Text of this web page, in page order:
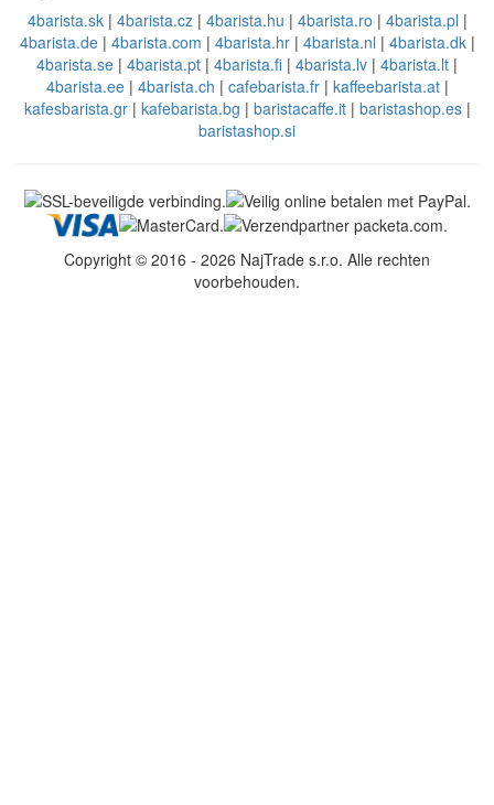
4barista.sk| 4barista.cz| 4barista.hu | 4barista.ro | 4barista.pl |
4barista.de| 4barista.com | 4barista.hr| 4barista.nl | 4barista.dk|
4barista.se | 4barista.pt | 4barista.fi | 4barista.lv | 4barista.lt |
4barista.ee| 4barista.ch | cafebarista.fr| kaffeebarista.at|
kafesbarista.gr| kafebarista.bg | baristacaffe.it| baristashop.es|
baristashop.si
Copyright © 2016 - 2026 NajTrade s.r.o. Alle rechten
voorbehouden.